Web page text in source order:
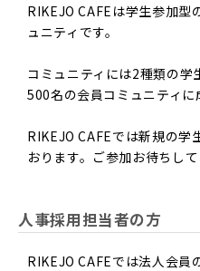
RIKEJO CAFEは学生参加型
ュニティです。
コミュニティには2種類の学
500名の会員コミュニティに
RIKEJO CAFEでは新規の学
おります。ご参加お待ちして
人事採用担当者の方
RIKEJO CAFEでは法人会員